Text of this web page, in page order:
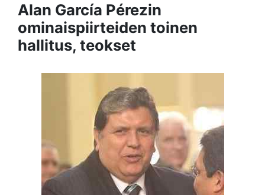
Alan García Pérezin
ominaispiirteiden toinen
hallitus, teokset